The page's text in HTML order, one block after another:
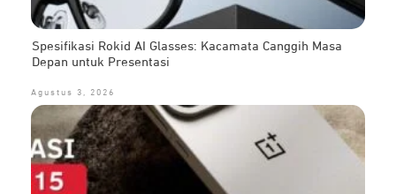
Spesifikasi Rokid AI Glasses: Kacamata Canggih Masa
Depan untuk Presentasi
Agustus 3, 2026